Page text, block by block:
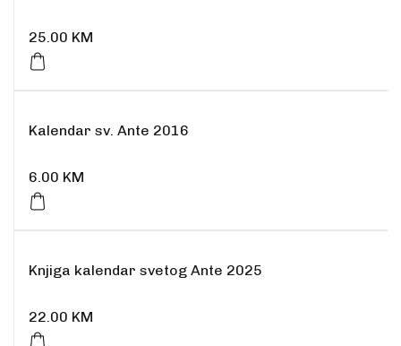
25.00 KM
Kalendar sv. Ante 2016
6.00 KM
Knjiga kalendar svetog Ante 2025
22.00 KM